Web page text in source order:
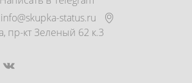
info@skupka-status.ru
, пр-кт Зеленый 62 к.3